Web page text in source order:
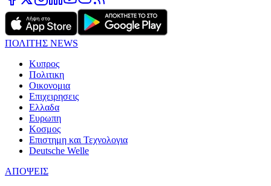
ΠΟΛΙΤΗΣ NEWS
Κυπρος
Πολιτικη
Οικονομια
Επιχειρησεις
Ελλαδα
Ευρωπη
Κοσμος
Επιστημη και Τεχνολογια
Deutsche Welle
ΑΠΟΨΕΙΣ